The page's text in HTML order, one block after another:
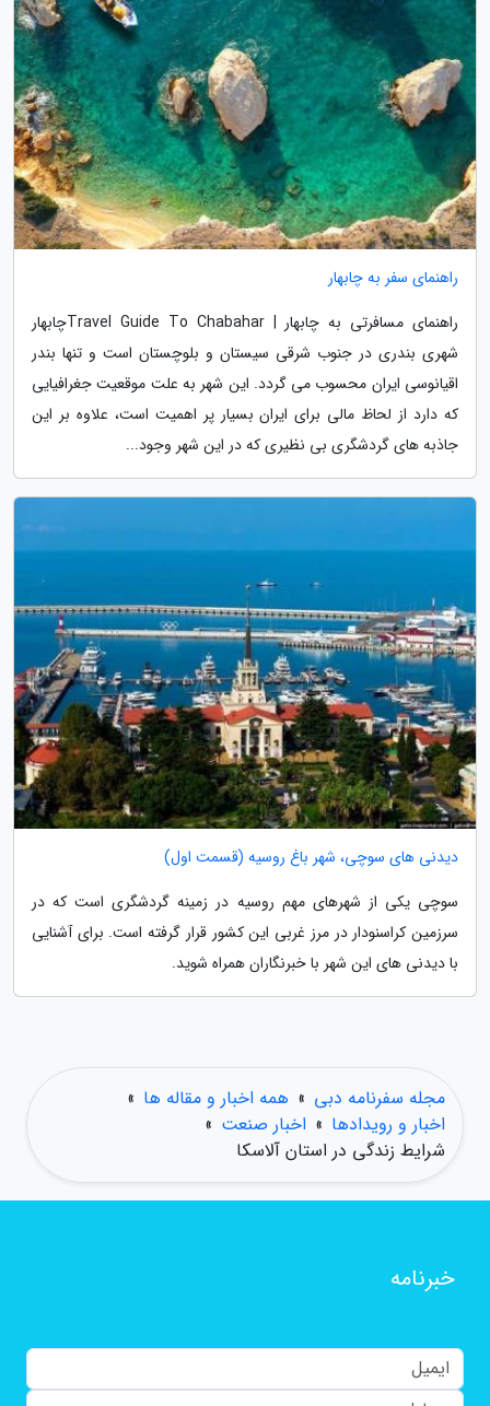
راهنمای سفر به چابهار
راهنمای مسافرتی به چابهار | Travel Guide To Chabaharچابهار
شهری بندری در جنوب شرقی سیستان و بلوچستان است و تنها بندر
اقیانوسی ایران محسوب می گردد. این شهر به علت موقعیت جغرافیایی
که دارد از لحاظ مالی برای ایران بسیار پر اهمیت است، علاوه بر این
جاذبه های گردشگری بی نظیری که در این شهر وجود...
دیدنی های سوچی، شهر باغ روسیه (قسمت اول)
سوچی یکی از شهرهای مهم روسیه در زمینه گردشگری است که در
سرزمین کراسنودار در مرز غربی این کشور قرار گرفته است. برای آشنایی
با دیدنی های این شهر با خبرنگاران همراه شوید.
مجله سفرنامه دبی » همه اخبار و مقاله ها »
اخبار و رویدادها » اخبار صنعت »
شرایط زندگی در استان آلاسکا
خبرنامه